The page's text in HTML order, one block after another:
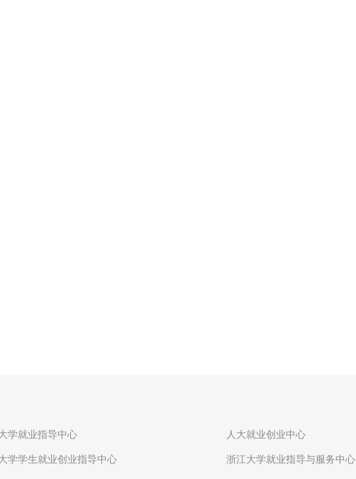
学就业指导中心
学学生就业创业指导中心
人大就业创业中心
浙江大学就业指导与服务中心